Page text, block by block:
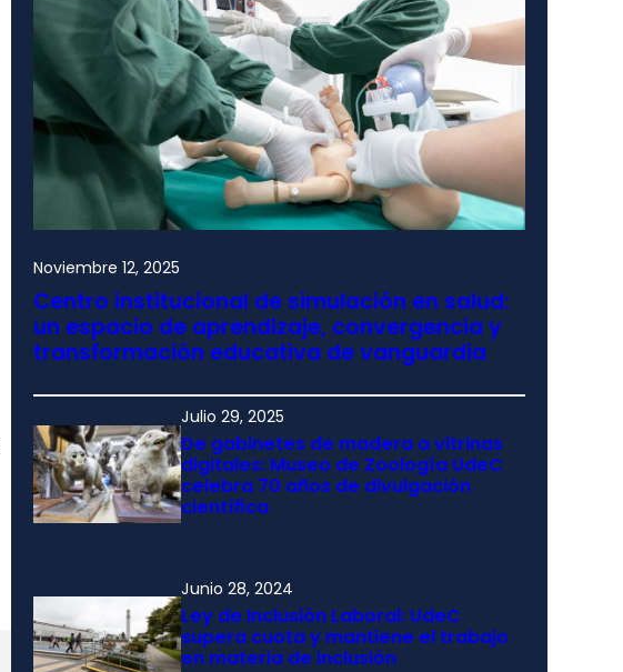
Noviembre 12, 2025
Centro institucional de simulación en salud:
un espacio de aprendizaje, convergencia y
transformación educativa de vanguardia
Julio 29, 2025
De gabinetes de madera a vitrinas
digitales: Museo de Zoología UdeC
celebra 70 años de divulgación
científica
Junio 28, 2024
Ley de Inclusión Laboral: UdeC
supera cuota y mantiene el trabajo
en materia de inclusión